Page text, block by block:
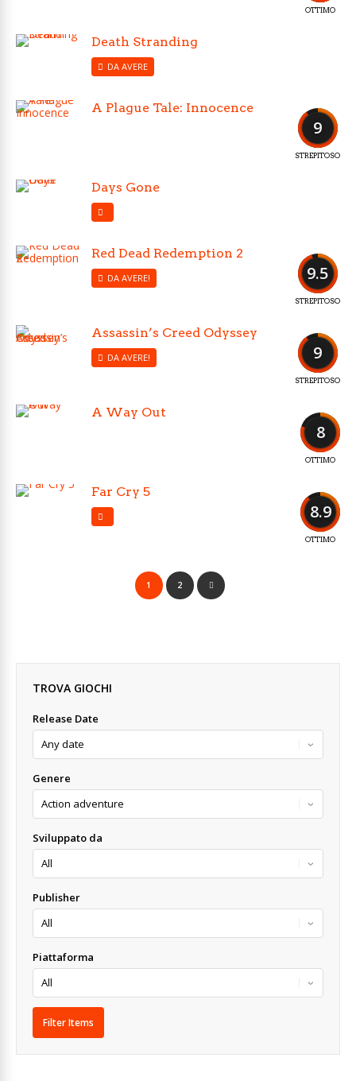
OTTIMO
Death Stranding
DA AVERE
9
STREPITOSO
A Plague Tale: Innocence
Days Gone
9.5
STREPITOSO
Red Dead Redemption 2
DA AVERE!
9
STREPITOSO
Assassin’s Creed Odyssey
DA AVERE!
8
OTTIMO
A Way Out
8.9
OTTIMO
Far Cry 5
1 2
TROVA GIOCHI
Release Date
Genere
Sviluppato da
Publisher
Piattaforma